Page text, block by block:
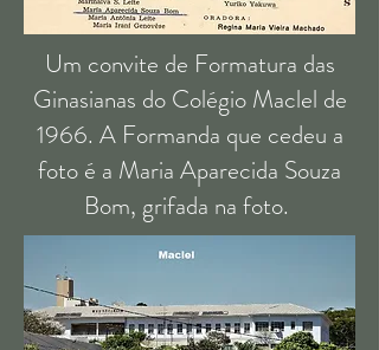
Um convite de Formatura das
Ginasianas do Colégio Maclel de
1966. A Formanda que cedeu a
foto é a Maria Aparecida Souza
Bom, grifada na foto.